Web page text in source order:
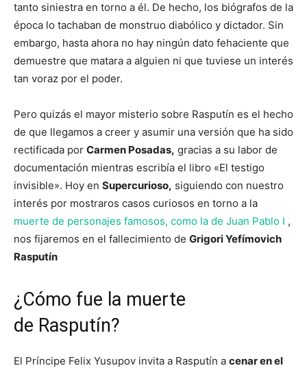
tanto siniestra en torno a él. De hecho, los biógrafos de la
época lo tachaban de monstruo diabólico y dictador. Sin
embargo, hasta ahora no hay ningún dato fehaciente que
demuestre que matara a alguien ni que tuviese un interés
tan voraz por el poder.
Pero quizás el mayor misterio sobre Rasputín es el hecho
de que llegamos a creer y asumir una versión que ha sido
rectificada por Carmen Posadas, gracias a su labor de
documentación mientras escribía el libro «El testigo
invisible». Hoy en Supercurioso, siguiendo con nuestro
interés por mostraros casos curiosos en torno a la
muerte de personajes famosos, como la de Juan Pablo I ,
nos fijaremos en el fallecimiento de Grigori Yefímovich
Rasputín
¿Cómo fue la muerte
de Rasputín?
El Príncipe Felix Yusupov invita a Rasputín a cenar en el